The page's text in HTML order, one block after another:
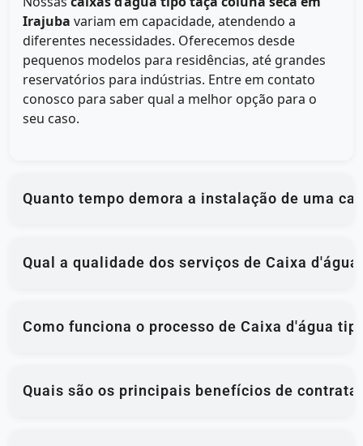
Irajuba variam em capacidade, atendendo a
diferentes necessidades. Oferecemos desde
pequenos modelos para residências, até grandes
reservatórios para indústrias. Entre em contato
conosco para saber qual a melhor opção para o
seu caso.
Quanto tempo demora a instalação de uma
Qual a qualidade dos serviços de Caixa
Como funciona o processo de Caixa d'água
Quais são os principais benefícios de